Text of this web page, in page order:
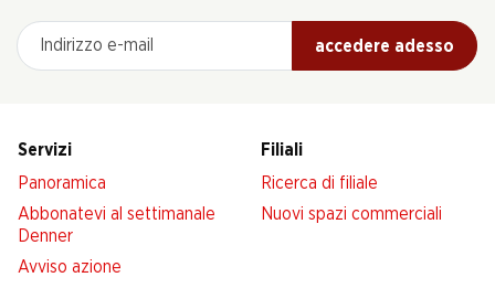
Indirizzo e-mail
accedere adesso
Servizi
Panoramica
Abbonatevi al settimanale
Denner
Avviso azione
Filiali
Ricerca di filiale
Nuovi spazi commerciali